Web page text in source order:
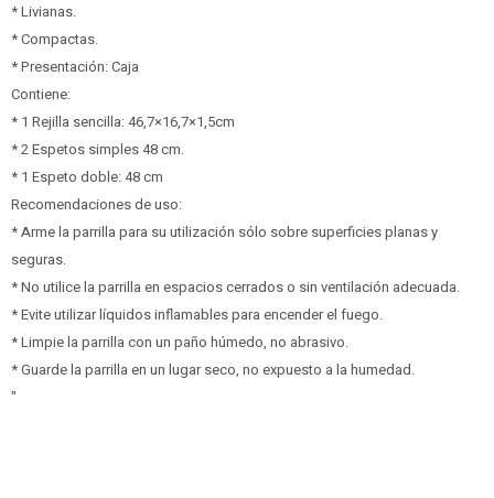
* Livianas.
* Compactas.
* Presentación: Caja
Contiene:
* 1 Rejilla sencilla: 46,7×16,7×1,5cm
* 2 Espetos simples 48 cm.
* 1 Espeto doble: 48 cm
Recomendaciones de uso:
* Arme la parrilla para su utilización sólo sobre superficies planas y
seguras.
* No utilice la parrilla en espacios cerrados o sin ventilación adecuada.
* Evite utilizar líquidos inflamables para encender el fuego.
* Limpie la parrilla con un paño húmedo, no abrasivo.
* Guarde la parrilla en un lugar seco, no expuesto a la humedad.
"